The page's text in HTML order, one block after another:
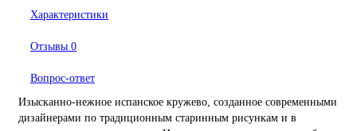
Характеристики
Отзывы 0
Вопрос-ответ
Изысканно-нежное испанское кружево, созданное современными
дизайнерами по традиционным старинным рисункам и в